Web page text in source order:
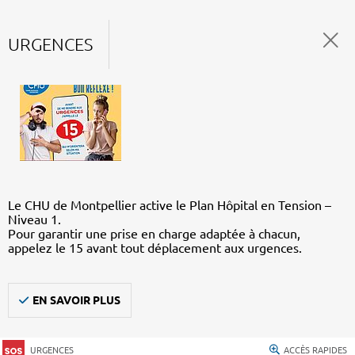
URGENCES
Le CHU de Montpellier active le Plan Hôpital en Tension –
Niveau 1.
Pour garantir une prise en charge adaptée à chacun,
appelez le 15 avant tout déplacement aux urgences.
EN SAVOIR PLUS
URGENCES ACCÈS RAPIDES